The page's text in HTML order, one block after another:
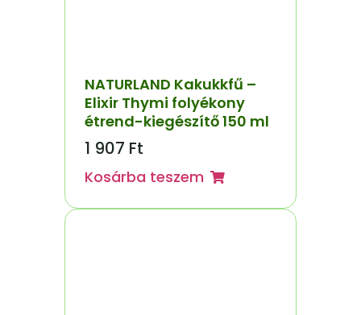
NATURLAND Kakukkfű –
Elixir Thymi folyékony
étrend-kiegészítő 150 ml
1 907 Ft
Kosárba teszem